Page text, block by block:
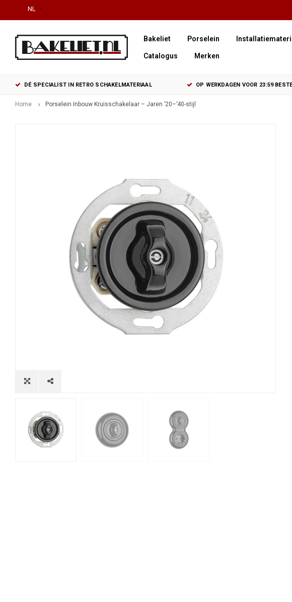
NL
Bakeliet Porselein
Catalogus Merken
DÉ SPECIALIST IN RETRO SCHAKELMATERIAAL OP WERKDAGEN VOOR 23:59
Home Porselein Inbouw Kruisschakelaar – Jaren ’20–’40-stijl